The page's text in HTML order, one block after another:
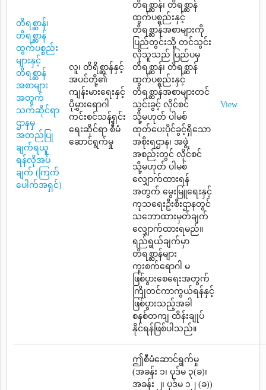
တိရစ္ဆာန်၊
တိရစ္ဆာန်
ထွက်ပစ္စည်း
များနှင့်
တိရစ္ဆာန်
အစာများ
အတွက်
သက်ဆိုင်ရာ
ဌာနမှ
အတည်ပြု
ချက်ရယူ
ရန်လိုအပ်
ချက် (ကြက်
ပေါက်အရှင်)
လူ၊ တိရိစ္ဆာန်နှင့်
အပင်တို့၏
ကျန်းမားရေးနှင့်
ပိုမွှားရောဂါ
ကင်းစင်သန့်ရှင်း
ရေးဆိုင်ရာ စီမံ
ဆောင်ရွက်မှု
တိရစ္ဆာန်၊ တိရစ္ဆာန်
ထွက်ပစ္စည်းနှင့်
တိရစ္ဆာန်အစာများကို
ပြည်တွင်းသို့ တင်သွင်း
လိုသူသည် ပြည်ပမှ
တိရစ္ဆာန်၊ တိရစ္ဆာန်
ထွက်ပစ္စည်းနှင့်
တိရစ္ဆာန်အစာများတင်
သွင်းခွင့် လိုင်စင်
သို့မဟုတ် ပါမစ်
ထုတ်ပေးပိုင်ခွင့်ရှိသော
အစိုးရဌာန၊ အဖွဲ့
အစည်းတွင် လိုင်စင်
သို့မဟုတ် ပါမစ်
လျှောက်ထားရန်
အတွက် မွေးမြူရေးနှင့်
ကုသရေးဦးစီးဌာနတွင်
သဘောထားမှတ်ချက်
လျှောက်ထားရမည်။
ရည်ရွယ်ချက်မှာ
တိရစ္ဆာန်များ
ကူးစက်ရောဂါ မ
ဖြစ်ပွားစေရေးအတွက်
ကြိုတင်ကာကွယ်ရန်နှင့်
ဖြစ်ပွားသည့်အခါ
စနစ်တကျ ထိန်းချုပ်
နိုင်ရန်ဖြစ်ပါသည်။
View
ဤစီမံဆောင်ရွက်မှု
(အခန်း ၁၊ ပုဒ်မ ၃(ခ)၊
အခန်း ၂၊ ပုဒ်မ ၁၂ (ခ))